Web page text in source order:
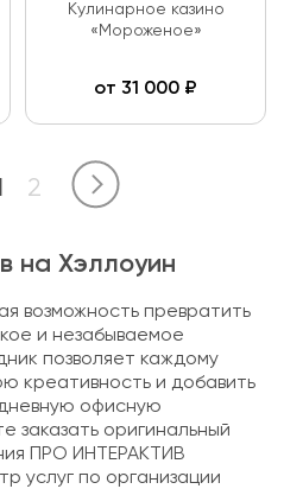
Кулинарное казино
«Мороженое»
от 31 000 ₽
2
на Хэллоуин
возможность превратить
и незабываемое
позволяет каждому
креативность и добавить
офисную
заказать оригинальный
ПРО ИНТЕРАКТИВ
услуг по организации